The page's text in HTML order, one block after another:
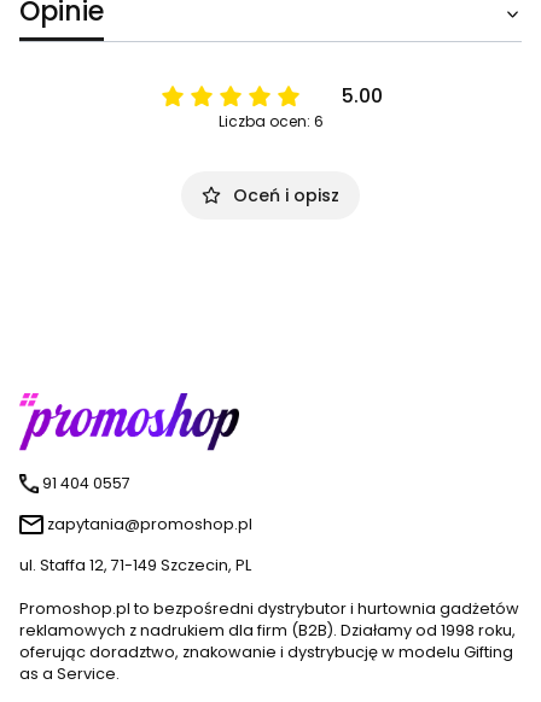
Opinie
5.00
Liczba ocen: 6
Oceń i opisz
91 404 0557
zapytania@promoshop.pl
ul. Staffa 12, 71-149 Szczecin, PL
Promoshop.pl to bezpośredni dystrybutor i hurtownia gadżetów
reklamowych z nadrukiem dla firm (B2B). Działamy od 1998 roku,
oferując doradztwo, znakowanie i dystrybucję w modelu Gifting
as a Service.